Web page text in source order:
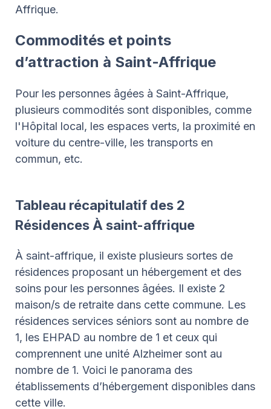
Affrique.
Commodités et points
d’attraction à Saint-Affrique
Pour les personnes âgées à Saint-Affrique,
plusieurs commodités sont disponibles, comme
l'Hôpital local, les espaces verts, la proximité en
voiture du centre-ville, les transports en
commun, etc.
Tableau récapitulatif des 2
Résidences À saint-affrique
À saint-affrique, il existe plusieurs sortes de
résidences proposant un hébergement et des
soins pour les personnes âgées. Il existe 2
maison/s de retraite dans cette commune. Les
résidences services séniors sont au nombre de
1, les EHPAD au nombre de 1 et ceux qui
comprennent une unité Alzheimer sont au
nombre de 1. Voici le panorama des
établissements d’hébergement disponibles dans
cette ville.